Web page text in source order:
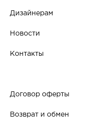
Дизайнерам
Новости
Контакты
Договор оферты
Возврат и обмен